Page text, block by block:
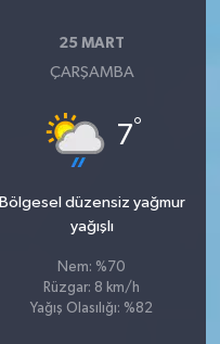
25 MART
ÇARŞAMBA
7°
Bölgesel düzensiz yağmur
yağışlı
Nem: %70
Rüzgar: 8 km/h
Yağış Olasılığı: %82